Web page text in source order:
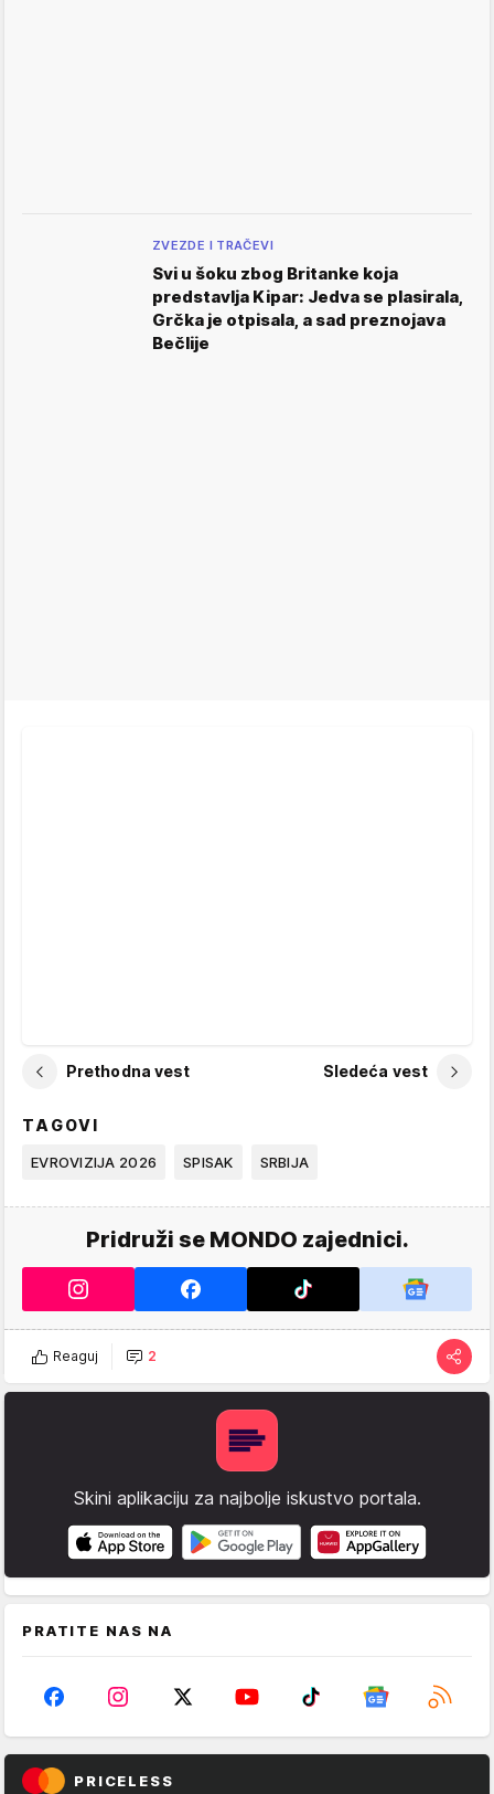
ZVEZDE I TRAČEVI
Svi u šoku zbog Britanke koja
predstavlja Kipar: Jedva se plasirala,
Grčka je otpisala, a sad preznojava
Bečlije
Prethodna vest Sledeća vest
TAGOVI
EVROVIZIJA 2026 SPISAK SRBIJA
Pridruži se MONDO zajednici.
Reaguj 2
Skini aplikaciju za najbolje iskustvo portala.
PRATITE NAS NA
PRICELESS